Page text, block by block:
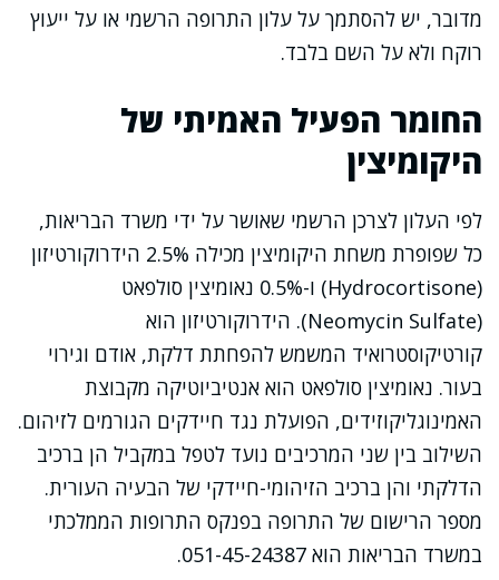
מדובר, יש להסתמך על עלון התרופה הרשמי או על ייעוץ
רוקח ולא על השם בלבד.
החומר הפעיל האמיתי של
היקומיצין
לפי העלון לצרכן הרשמי שאושר על ידי משרד הבריאות,
כל שפופרת משחת היקומיצין מכילה 2.5% הידרוקורטיזון
(Hydrocortisone) ו-0.5% נאומיצין סולפאט
(Neomycin Sulfate). הידרוקורטיזון הוא
קורטיקוסטרואיד המשמש להפחתת דלקת, אודם וגירוי
בעור. נאומיצין סולפאט הוא אנטיביוטיקה מקבוצת
האמינוגליקוזידים, הפועלת נגד חיידקים הגורמים לזיהום.
השילוב בין שני המרכיבים נועד לטפל במקביל הן ברכיב
הדלקתי והן ברכיב הזיהומי-חיידקי של הבעיה העורית.
מספר הרישום של התרופה בפנקס התרופות הממלכתי
במשרד הבריאות הוא 051-45-24387.